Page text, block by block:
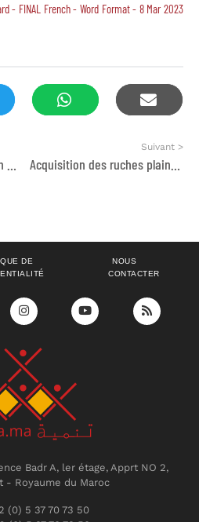
- FINAL French - Word Format - 8 Mar 2023
Suivant >
DE
NOUS
CONTACTER
Badr A, ler étage, Apprt NO 2,
- Royaume du Maroc
(0) 5 37 70 73 50